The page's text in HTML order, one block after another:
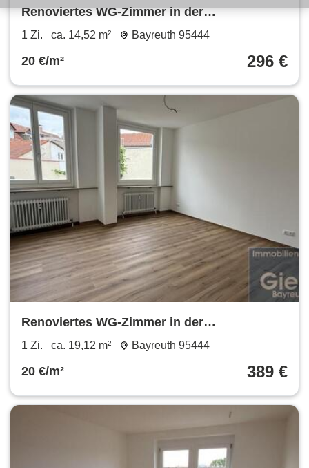
Renoviertes WG-Zimmer in der
Fußgängerzone
1 Zi. ca. 14,52 m² Bayreuth 95444
20 €/m² 296 €
Renoviertes WG-Zimmer in der
Fußgängerzone
1 Zi. ca. 19,12 m² Bayreuth 95444
20 €/m² 389 €